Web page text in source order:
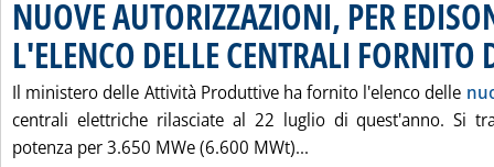
NUOVE AUTORIZZAZIONI, PER
L'ELENCO DELLE CENTRALI FORNITO
Il ministero delle Attività Produttive ha fornito l'elenco delle
centrali elettriche rilasciate al 22 luglio di quest'anno. Si
potenza per 3.650 MWe (6.600 MWt)...